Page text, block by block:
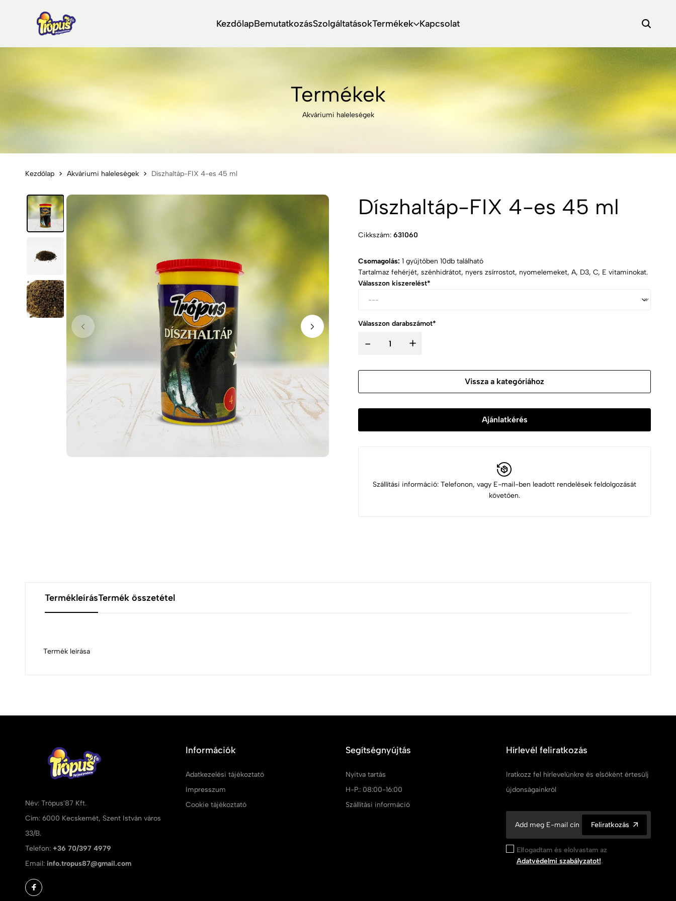
KezdőlapBemutatkozásSzolgáltatásokTermékek Kapcsolat
Termékek
Akváriumi haleleségek
Kezdőlap Akváriumi haleleségek Díszhaltáp-FIX 4-es 45 ml
Díszhaltáp-FIX 4-es 45 ml
Cikkszám: 631060
Csomagolás: 1 gyűjtőben 10db található
Tartalmaz fehérjét, szénhidrátot, nyers zsírrostot, nyomelemeket, A, D3, C, E vitaminokat.
Válasszon kiszerelést*
Válasszon darabszámot*
- +
Vissza a kategóriához
Ajánlatkérés
Szállítási információ: Telefonon, vagy E-mail-ben leadott rendelések feldolgozását
követően.
TermékleírásTermék összetétel
Termék leírása
Név: Trópus'87 Kft.
Cím: 6000 Kecskemét, Szent István város
33/B.
Telefon: +36 70/397 4979
Email: info.tropus87@gmail.com
Információk
Adatkezelési tájékoztató
Impresszum
Cookie tájékoztató
Segítségnyújtás
Nyitva tartás
H-P.: 08:00-16:00
Szállítási információ
Hírlevél feliratkozás
Iratkozz fel hírlevelünkre és elsőként értesülj
újdonságainkról
Feliratkozás
Elfogadtam és elolvastam az
Adatvédelmi szabályzatot!.